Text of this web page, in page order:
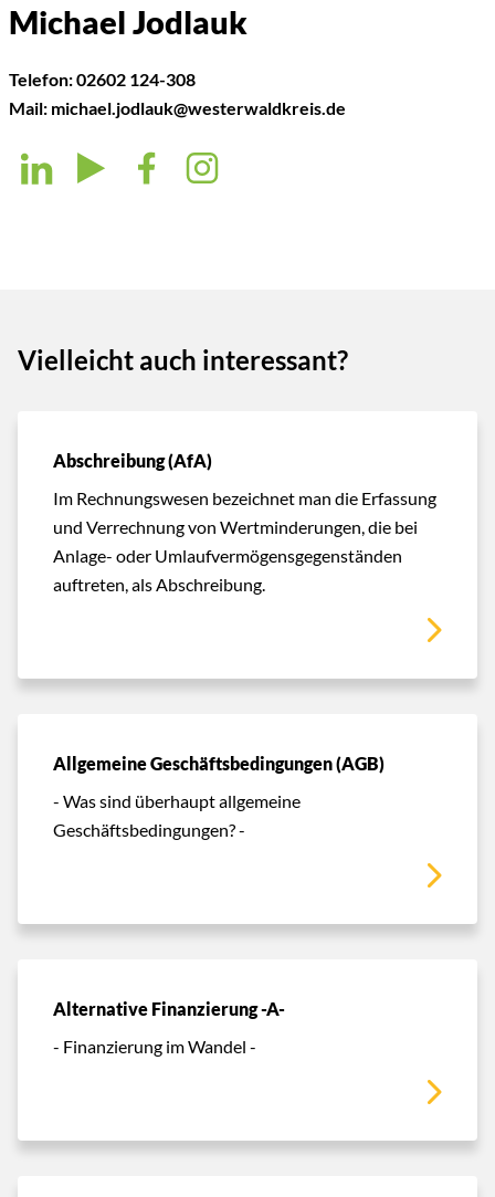
Michael Jodlauk
Telefon:02602 124-308
Mail: michael.jodlauk@westerwaldkreis.de
Vielleicht auch interessant?
Abschreibung (AfA)
Im Rechnungswesen bezeichnet man die Erfassung
und Verrechnung von Wertminderungen, die bei
Anlage- oder Umlaufvermögensgegenständen
auftreten, als Abschreibung.
Allgemeine Geschäftsbedingungen (AGB)
- Was sind überhaupt allgemeine
Geschäftsbedingungen? -
Alternative Finanzierung -A-
- Finanzierung im Wandel -